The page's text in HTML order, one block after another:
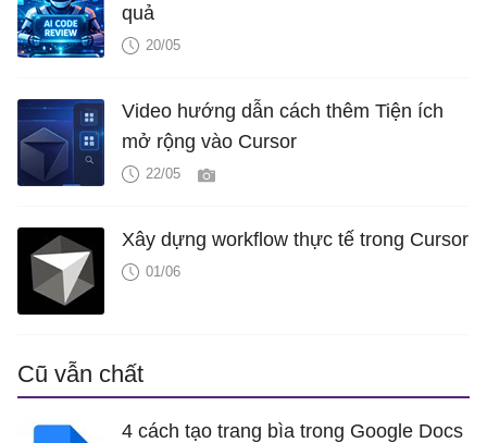
quả
20/05
Video hướng dẫn cách thêm Tiện ích
mở rộng vào Cursor
22/05
Xây dựng workflow thực tế trong Cursor
01/06
Cũ vẫn chất
4 cách tạo trang bìa trong Google Docs